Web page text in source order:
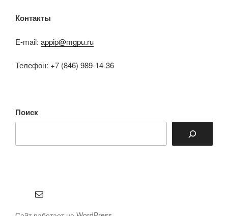
Контакты
E-mail: appip@mgpu.ru
Телефон: +7 (846) 989-14-36
Поиск
Email